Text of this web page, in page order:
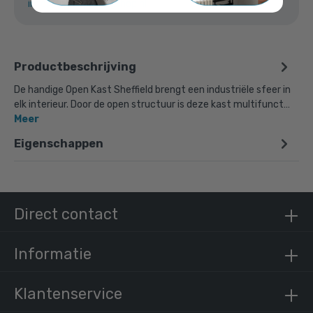
info@buiskoppelingshop.nl
Productbeschrijving
De handige Open Kast Sheffield brengt een industriële sfeer in
elk interieur. Door de open structuur is deze kast multifunct…
Meer
Eigenschappen
Direct contact
Informatie
Klantenservice